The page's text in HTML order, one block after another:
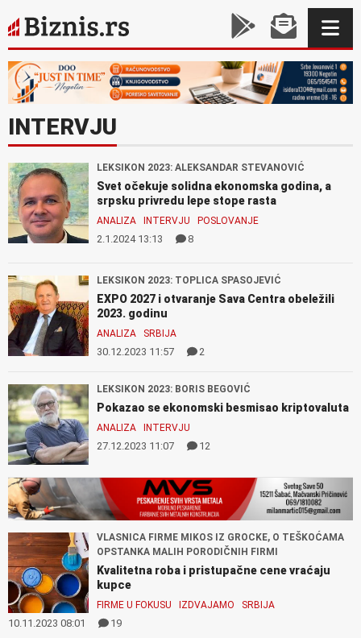
INTERVJU
LEKSIKON 2023: ALEKSANDAR STEVANOVIĆ
Svet očekuje solidna ekonomska godina, a
srpsku privredu lepe stope rasta
ANALIZA INTERVJU POSLOVANJE
2.1.2024 13:13 8
LEKSIKON 2023: TOPLICA SPASOJEVIĆ
EXPO 2027 i otvaranje Sava Centra obeležili
2023. godinu
ANALIZA SRBIJA
30.12.2023 11:57 2
LEKSIKON 2023: BORIS BEGOVIĆ
Pokazao se ekonomski besmisao kriptovaluta
ANALIZA INTERVJU
27.12.2023 11:07 12
VLASNICA FIRME MIKOS IZ GROCKE, O TEŠKOĆAMA
OPSTANKA MALIH PORODIČNIH FIRMI
Kvalitetna roba i pristupačne cene vraćaju
kupce
FIRME U FOKUSU IZDVAJAMO SRBIJA
10.11.2023 08:01 19